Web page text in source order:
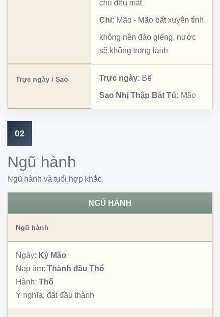
chủ đều mất
Chi: Mão - Mão bất xuyên tỉnh
không nên đào giếng, nước
sẽ không trong lành
Trực ngày / Sao Trực ngày: Bế
Sao Nhị Thập Bát Tú: Mão
02
Ngũ hành
Ngũ hành và tuổi hợp khắc.
NGŨ HÀNH
Ngũ hành
Ngày: Kỷ Mão
Nạp âm: Thành đầu Thổ
Hành: Thổ
Ý nghĩa: đất đầu thành